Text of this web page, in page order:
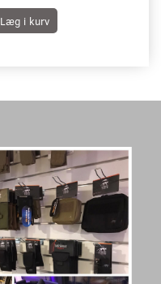
Læg i kurv